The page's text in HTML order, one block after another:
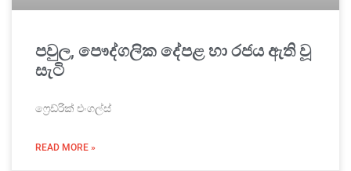
පවුල, පෞද්ගලික දේපළ හා රජය ඇති වූ
සැටි
ෆ්‍රෙඩ්රික් එංගල්ස්
READ MORE »